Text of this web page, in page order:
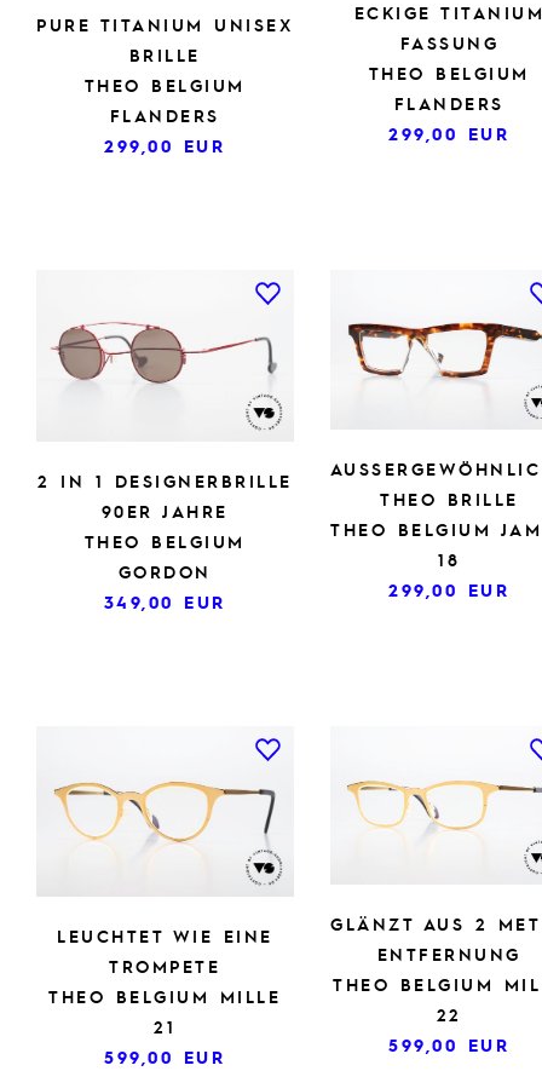
PURE TITANIUM UNISEX
BRILLE
THEO BELGIUM
FLANDERS
299,00 EUR
ECKIGE
FASSUNG
THEO BELGIUM
FLANDERS
299,00 EUR
2 IN 1 DESIGNERBRILLE
90ER JAHRE
THEO BELGIUM
GORDON
349,00 EUR
HEO BRILLE
THEO BELGIUM
18
299,00 EUR
LEUCHTET WIE EINE
TROMPETE
THEO BELGIUM MILLE
21
599,00 EUR
GLÄNZT AUS 2
ENTFERNUNG
THEO BELGIUM
22
599,00 EUR